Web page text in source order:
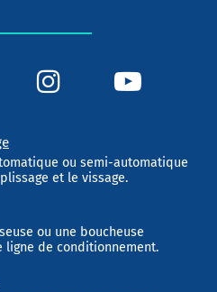
ou semi-automatique
et le vissage.
ou une boucheuse
de conditionnement.